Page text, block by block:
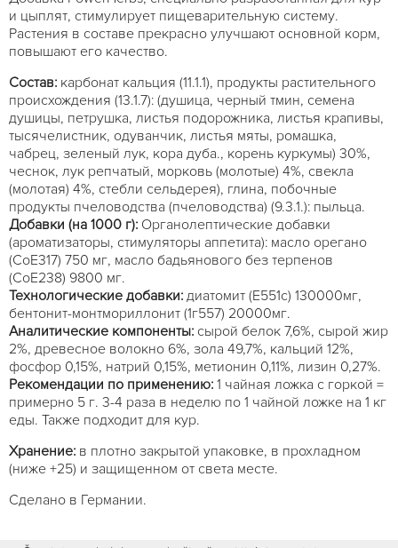
и цыплят, стимулирует пищеварительную систему.
Растения в составе прекрасно улучшают основной корм,
повышают его качество.
Состав: карбонат кальция (11.1.1), продукты растительного
происхождения (13.1.7): (душица, черный тмин, семена
душицы, петрушка, листья подорожника, листья крапивы,
тысячелистник, одуванчик, листья мяты, ромашка,
чабрец, зеленый лук, кора дуба., корень куркумы) 30%,
чеснок, лук репчатый, морковь (молотые) 4%, свекла
(молотая) 4%, стебли сельдерея), глина, побочные
продукты пчеловодства (пчеловодства) (9.3.1.): пыльца.
Добавки (на 1000 г): Органолептические добавки
(ароматизаторы, стимуляторы аппетита): масло орегано
(CoE317) 750 мг, масло бадьянового без терпенов
(CoE238) 9800 мг.
Технологические добавки: диатомит (Е551с) 130000мг,
бентонит-монтмориллонит (1г557) 20000мг.
Аналитические компоненты: сырой белок 7,6%, сырой жир
2%, древесное волокно 6%, зола 49,7%, кальций 12%,
фосфор 0,15%, натрий 0,15%, метионин 0,11%, лизин 0,27%.
Рекомендации по применению: 1 чайная ложка с горкой =
примерно 5 г. 3-4 раза в неделю по 1 чайной ложке на 1 кг
еды. Также подходит для кур.
Хранение: в плотно закрытой упаковке, в прохладном
(ниже +25) и защищенном от света месте.
Сделано в Германии.